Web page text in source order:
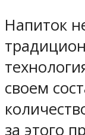
Напиток
своем
за этого